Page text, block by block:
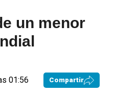
un menor
01:56 Compartir